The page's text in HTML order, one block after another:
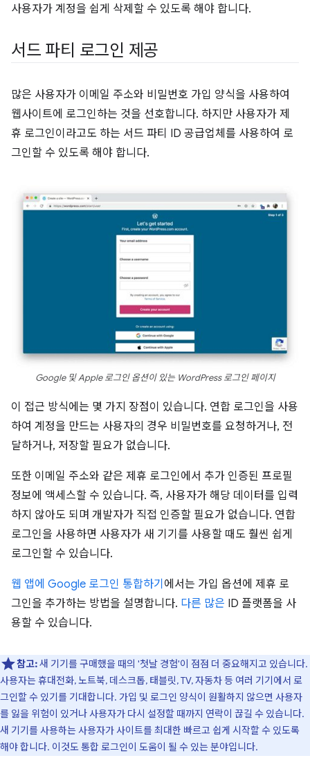
사용자가 계정을 쉽게 삭제할 수 있도록 해야 합니다.
서드 파티 로그인 제공
많은 사용자가 이메일 주소와 비밀번호 가입 양식을 사용하여
웹사이트에 로그인하는 것을 선호합니다. 하지만 사용자가 제
휴 로그인이라고도 하는 서드 파티 ID 공급업체를 사용하여 로
그인할 수 있도록 해야 합니다.
Google 및 Apple 로그인 옵션이 있는 WordPress 로그인 페이지
이 접근 방식에는 몇 가지 장점이 있습니다. 연합 로그인을 사용
하여 계정을 만드는 사용자의 경우 비밀번호를 요청하거나, 전
달하거나, 저장할 필요가 없습니다.
또한 이메일 주소와 같은 제휴 로그인에서 추가 인증된 프로필
정보에 액세스할 수 있습니다. 즉, 사용자가 해당 데이터를 입력
하지 않아도 되며 개발자가 직접 인증할 필요가 없습니다. 연합
로그인을 사용하면 사용자가 새 기기를 사용할 때도 훨씬 쉽게
로그인할 수 있습니다.
웹 앱에 Google 로그인 통합하기 에서는 가입 옵션에 제휴 로
그인을 추가하는 방법을 설명합니다. 다른 많은 ID 플랫폼을 사
용할 수 있습니다.
참고:새 기기를 구매했을 때의 '첫날 경험'이 점점 더 중요해지고 있습니다.
사용자는 휴대전화, 노트북, 데스크톱, 태블릿, TV, 자동차 등 여러 기기에서 로
그인할 수 있기를 기대합니다. 가입 및 로그인 양식이 원활하지 않으면 사용자
를 잃을 위험이 있거나 사용자가 다시 설정할 때까지 연락이 끊길 수 있습니다.
새 기기를 사용하는 사용자가 사이트를 최대한 빠르고 쉽게 시작할 수 있도록
해야 합니다. 이것도 통합 로그인이 도움이 될 수 있는 분야입니다.